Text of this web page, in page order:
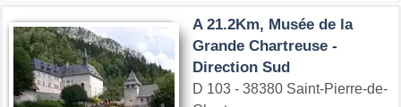
A 21.2Km, Musée de la
Grande Chartreuse -
Direction Sud
D 103 - 38380 Saint-Pierre-de-